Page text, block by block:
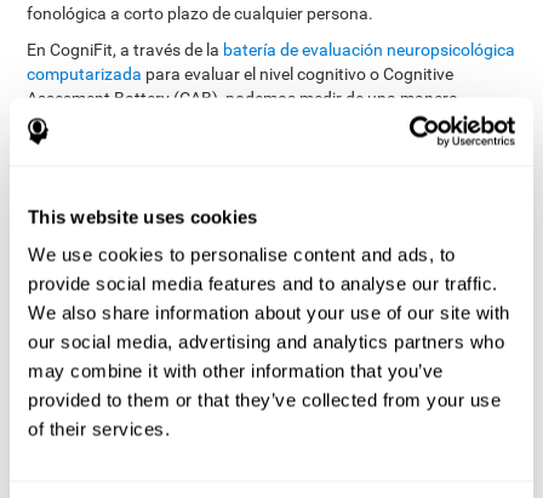
This website uses cookies
We use cookies to personalise content and ads, to
provide social media features and to analyse our traffic.
We also share information about your use of our site with
our social media, advertising and analytics partners who
may combine it with other information that you’ve
provided to them or that they’ve collected from your use
of their services.
fonológica a corto plazo de cualquier persona.
En CogniFit, a través de la batería de evaluación neuropsicológica
computarizada para evaluar el nivel cognitivo o Cognitive
Assesment Battery (CAB), podemos medir de una manera
precisa el nivel cognitivo general, y concretamente, disponemos
de una serie de pruebas cognitivas para
evaluar la memoria
La batería de tareas utilizadas para evaluar la memoria
una de las pruebas clásicas llamadaRey Auditory Verbal
Learning Test (RAVLT) of Rey (1964). Lastareas que miden
la memoria fonológica a corto plazo tratan de ajustar la
capacidad de la persona para interpretar los estímulos auditivos
procedentes del medio. En esta tarea interviene el proceso de
extracción del significado de dicha información y seguidamente
la capacidad para comprender el mensaje para finalmente
realizar la acción memorística correspondiente.